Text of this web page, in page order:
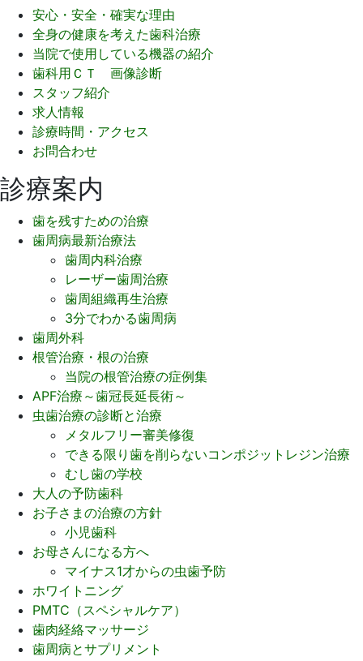
安心・安全・確実な理由
全身の健康を考えた歯科治療
当院で使用している機器の紹介
歯科用ＣＴ 画像診断
スタッフ紹介
求人情報
診療時間・アクセス
お問合わせ
診療案内
歯を残すための治療
歯周病最新治療法
歯周内科治療
レーザー歯周治療
歯周組織再生治療
3分でわかる歯周病
歯周外科
根管治療・根の治療
当院の根管治療の症例集
APF治療～歯冠長延長術～
虫歯治療の診断と治療
メタルフリー審美修復
できる限り歯を削らないコンポジットレジン治療
むし歯の学校
大人の予防歯科
お子さまの治療の方針
小児歯科
お母さんになる方へ
マイナス1才からの虫歯予防
ホワイトニング
PMTC（スペシャルケア）
歯肉経絡マッサージ
歯周病とサプリメント